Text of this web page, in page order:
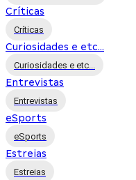
Críticas
Críticas
Curiosidades e etc...
Curiosidades e etc...
Entrevistas
Entrevistas
eSports
eSports
Estreias
Estreias